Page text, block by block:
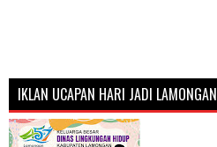
IKLAN UCAPAN HARI JADI LAMONGAN